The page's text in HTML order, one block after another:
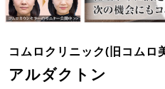
コムロクリニック(旧コムロ
アルダクトン